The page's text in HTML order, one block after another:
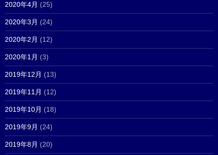
2020年4月 (25)
2020年3月 (24)
2020年2月 (12)
2020年1月 (3)
2019年12月 (13)
2019年11月 (12)
2019年10月 (18)
2019年9月 (24)
2019年8月 (20)